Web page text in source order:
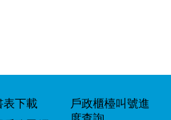
表下載
戶政櫃檯叫號進